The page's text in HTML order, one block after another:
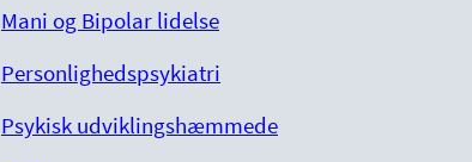
Mani og Bipolar lidelse
Personlighedspsykiatri
Psykisk udviklingshæmmede